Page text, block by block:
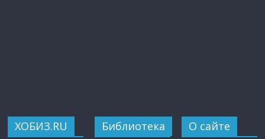
ХОБИЗ.RU Библиотека О сайте